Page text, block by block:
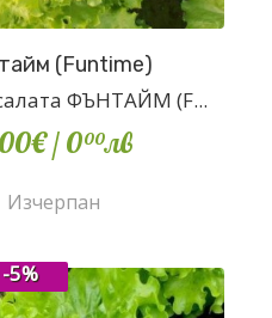
(Funtime)
ФЪНТАЙМ (F...
/ 000лв
Изчерпан
-5%